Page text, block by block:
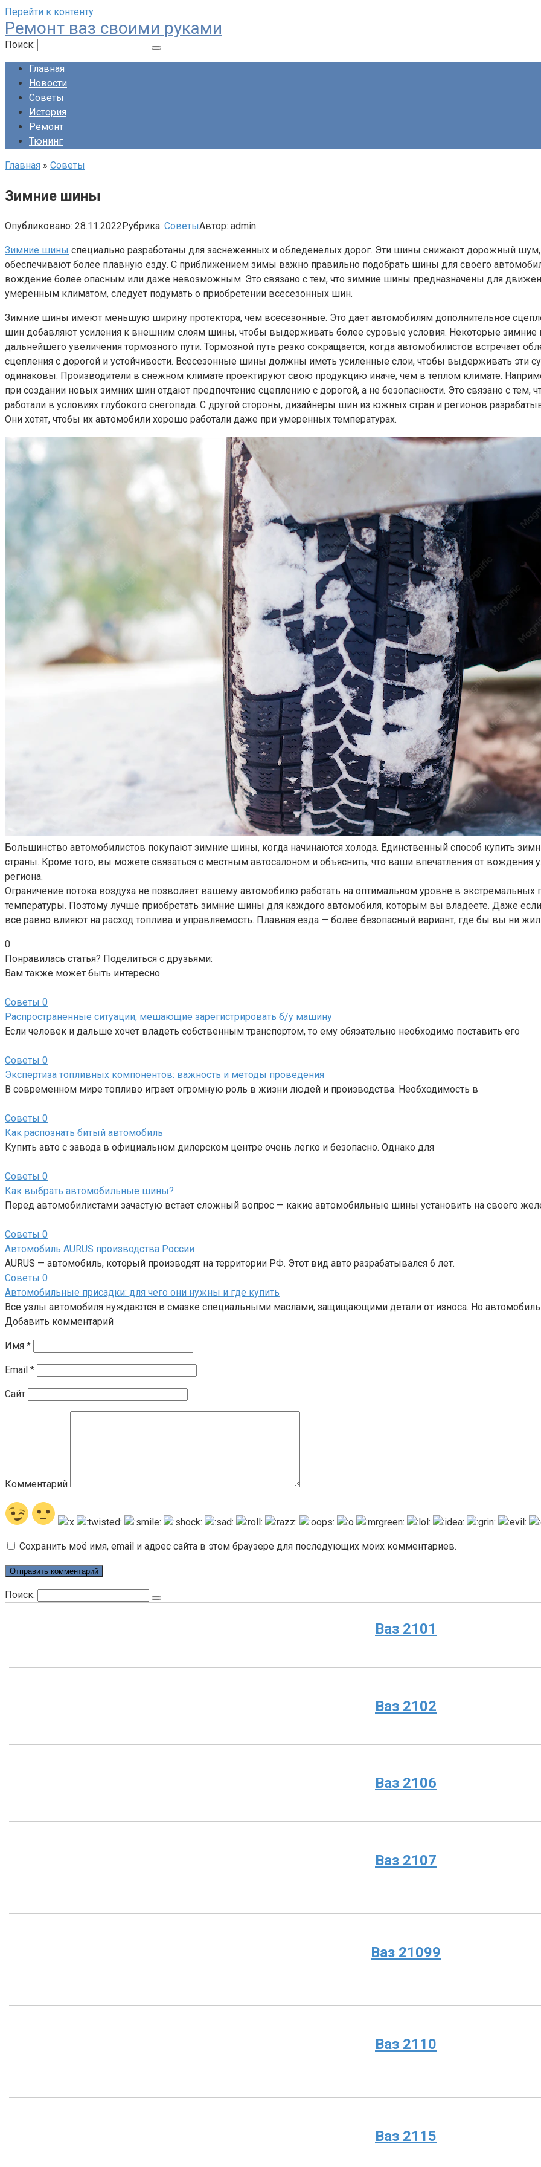
Перейти к контенту
Ремонт ваз своими руками
Поиск:
Главная
Новости
Советы
История
Ремонт
Тюнинг
Главная » Советы
Зимние шины
Опубликовано: 28.11.2022Рубрика: СоветыАвтор: admin
Зимние шины специально разработаны для заснеженных и обледенелых дорог. Эти шины снижают дорожный
обеспечивают более плавную езду. С приближением зимы важно правильно подобрать шины для своего
вождение более опасным или даже невозможным. Это связано с тем, что зимние шины предназначены для
умеренным климатом, следует подумать о приобретении всесезонных шин.
Зимние шины имеют меньшую ширину протектора, чем всесезонные. Это дает автомобилям дополнительное
шин добавляют усиления к внешним слоям шины, чтобы выдерживать более суровые условия. Некоторые зимние
дальнейшего увеличения тормозного пути. Тормозной путь резко сокращается, когда автомобилистов встречает
сцепления с дорогой и устойчивости. Всесезонные шины должны иметь усиленные слои, чтобы выдерживать эти
одинаковы. Производители в снежном климате проектируют свою продукцию иначе, чем в теплом климате.
при создании новых зимних шин отдают предпочтение сцеплению с дорогой, а не безопасности. Это связано с тем,
работали в условиях глубокого снегопада. С другой стороны, дизайнеры шин из южных стран и регионов
Они хотят, чтобы их автомобили хорошо работали даже при умеренных температурах.
Большинство автомобилистов покупают зимние шины, когда начинаются холода. Единственный способ купить
страны. Кроме того, вы можете связаться с местным автосалоном и объяснить, что ваши впечатления от вождения
региона.
Ограничение потока воздуха не позволяет вашему автомобилю работать на оптимальном уровне в экстремальных
температуры. Поэтому лучше приобретать зимние шины для каждого автомобиля, которым вы владеете. Даже
все равно влияют на расход топлива и управляемость. Плавная езда — более безопасный вариант, где бы вы ни
0
Понравилась статья? Поделиться с друзьями:
Вам также может быть интересно
Советы 0
Распространенные ситуации, мешающие зарегистрировать б/у машину
Если человек и дальше хочет владеть собственным транспортом, то ему обязательно необходимо поставить его
Советы 0
Экспертиза топливных компонентов: важность и методы проведения
В современном мире топливо играет огромную роль в жизни людей и производства. Необходимость в
Советы 0
Как распознать битый автомобиль
Купить авто с завода в официальном дилерском центре очень легко и безопасно. Однако для
Советы 0
Как выбрать автомобильные шины?
Перед автомобилистами зачастую встает сложный вопрос — какие автомобильные шины установить на своего
Советы 0
Автомобиль AURUS производства России
AURUS — автомобиль, который производят на территории РФ. Этот вид авто разрабатывался 6 лет.
Советы 0
Автомобильные присадки: для чего они нужны и где купить
Все узлы автомобиля нуждаются в смазке специальными маслами, защищающими детали от износа. Но
Добавить комментарий
Имя *
Email *
Сайт
Комментарий
Сохранить моё имя, email и адрес сайта в этом браузере для последующих моих комментариев.
Поиск:
Ваз 2101
Ваз 2102
Ваз 2106
Ваз 2107
Ваз 21099
Ваз 2110
Ваз 2115